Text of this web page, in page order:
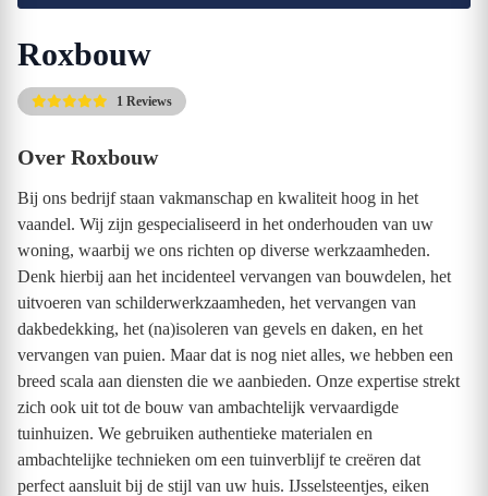
Roxbouw
1 Reviews
Over Roxbouw
Bij ons bedrijf staan vakmanschap en kwaliteit hoog in het
vaandel. Wij zijn gespecialiseerd in het onderhouden van uw
woning, waarbij we ons richten op diverse werkzaamheden.
Denk hierbij aan het incidenteel vervangen van bouwdelen, het
uitvoeren van schilderwerkzaamheden, het vervangen van
dakbedekking, het (na)isoleren van gevels en daken, en het
vervangen van puien. Maar dat is nog niet alles, we hebben een
breed scala aan diensten die we aanbieden. Onze expertise strekt
zich ook uit tot de bouw van ambachtelijk vervaardigde
tuinhuizen. We gebruiken authentieke materialen en
ambachtelijke technieken om een tuinverblijf te creëren dat
perfect aansluit bij de stijl van uw huis. IJsselsteentjes, eiken